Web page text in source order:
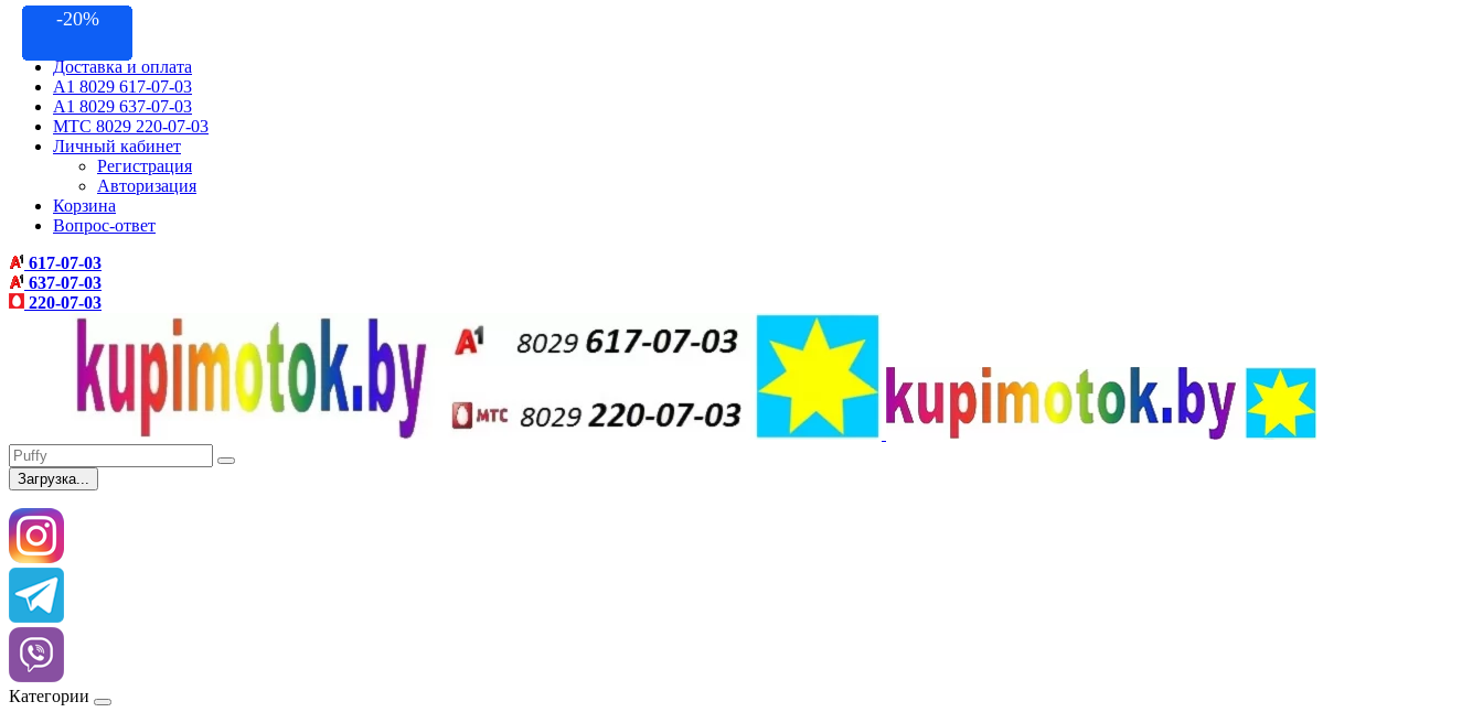
Контакты
Доставка и оплата
A1 8029 617-07-03
A1 8029 637-07-03
МТС 8029 220-07-03
Личный кабинет
Регистрация
Авторизация
Корзина
Вопрос-ответ
617-07-03
637-07-03
220-07-03
Загрузка...
Категории
-11.11%
-10%
-9.90%
-14.89%
-20.83%
-20.28%
-8.33%
-5.88%
-14.28%
-9.09%
-9.09%
-8.77%
-20%
-10%
-20%